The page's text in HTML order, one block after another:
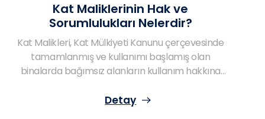
Kat Maliklerinin Hak ve
Sorumlulukları Nelerdir?
Kat Malikleri, Kat Mülkiyeti Kanunu çerçevesinde
tamamlanmış ve kullanımı başlamış olan
binalarda bağımsız alanların kullanım hakkına
konu kimselerin hak ve sorumluluklarını
Detay